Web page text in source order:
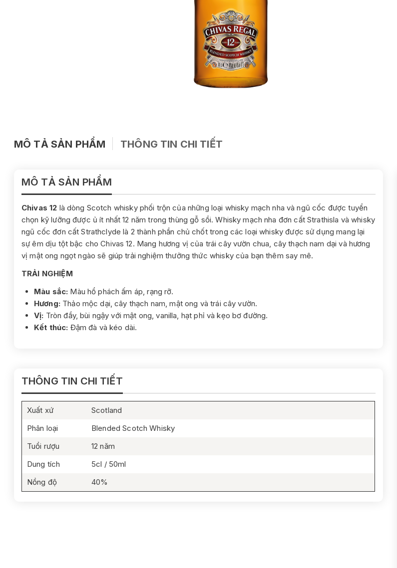
MÔ TẢ SẢN PHẨM THÔNG TIN CHI TIẾT
MÔ TẢ SẢN PHẨM
Chivas 12 là dòng Scotch whisky phối trộn của những loại whisky mạch nha và ngũ cốc được tuyển
chọn kỹ lưỡng được ủ ít nhất 12 năm trong thùng gỗ sồi. Whisky mạch nha đơn cất Strathisla và whisky
ngũ cốc đơn cất Strathclyde là 2 thành phần chủ chốt trong các loại whisky được sử dụng mang lại
sự êm dịu tột bậc cho Chivas 12. Mang hương vị của trái cây vườn chua, cây thạch nam dại và hương
vị mật ong ngọt ngào sẽ giúp trải nghiệm thưởng thức whisky của bạn thêm say mê.
TRẢI NGHIỆM
Màu sắc: Màu hổ phách ấm áp, rạng rỡ.
Hương: Thảo mộc dại, cây thạch nam, mật ong và trái cây vườn.
Vị: Tròn đầy, bùi ngậy với mật ong, vanilla, hạt phỉ và kẹo bơ đường.
Kết thúc: Đậm đà và kéo dài.
THÔNG TIN CHI TIẾT
Xuất xứ
Scotland
Phân loại
Blended Scotch Whisky
Tuổi rượu
12 năm
Dung tích
5cl / 50ml
Nồng độ
40%